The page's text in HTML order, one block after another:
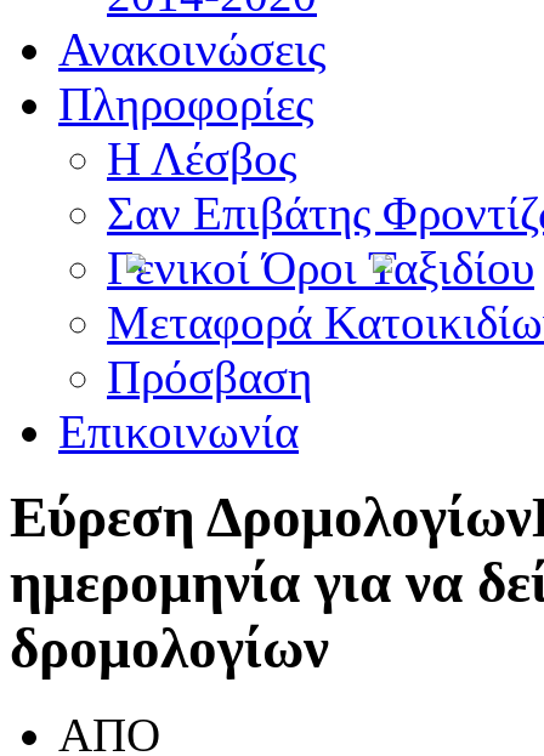
Ανακοινώσεις
Πληροφορίες
Η Λέσβος
Σαν Επιβάτης
Γενικοί Όροι Ταξιδίου
Μεταφορά
Πρόσβαση
Επικοινωνία
Εύρεση Δρομολογίων
ημερομηνία για να
δρομολογίων
ΑΠΟ